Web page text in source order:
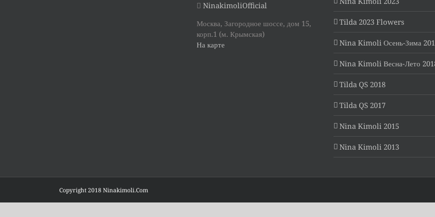
NinakimoliOfficial
Москва, Загородное шоссе, дом 15,
корп.1 (м. Крымская)
На карте
Tilda 2023 Flowers
Nina Kimoli Осень-Зима
Nina Kimoli Весна-Лето
Tilda QS 2018
Tilda QS 2017
Nina Kimoli 2015
Nina Kimoli 2013
Copyright 2018 Ninakimoli.Com